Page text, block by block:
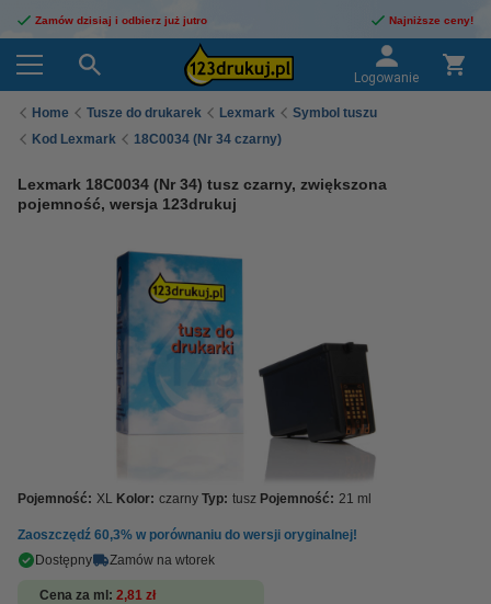
Zamów dzisiaj i odbierz już jutro Najniższe ceny!
Logowanie
Home Tusze do drukarek Lexmark
Symbol tuszu
Kod Lexmark
18C0034 (Nr 34 czarny)
Lexmark 18C0034 (Nr 34) tusz czarny, zwiększona
pojemność, wersja 123drukuj
Pojemność: XL Kolor: czarny Typ: tusz Pojemność: 21 ml
Zaoszczędź 60,3% w porównaniu do wersji oryginalnej!
Dostępny
Zamów na wtorek
Cena za ml 2,81 zł